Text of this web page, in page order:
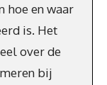
hoe en waar
is. Het
over de
bij